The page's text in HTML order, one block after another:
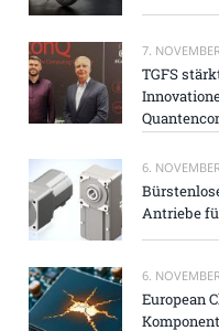
7.
TGFS
6.
Antriebe
6.
European